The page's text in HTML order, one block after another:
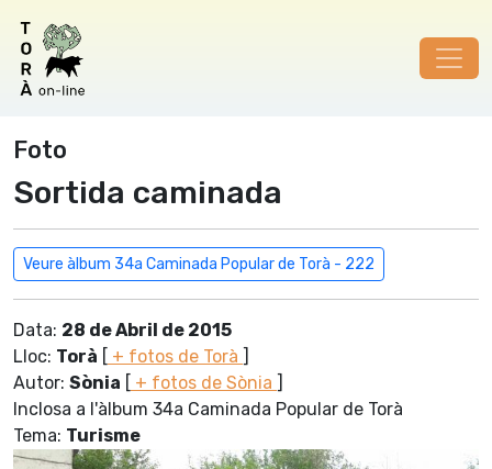
Foto
Sortida caminada
Veure àlbum 34a Caminada Popular de Torà - 222
Data: 28 de Abril de 2015
Lloc: Torà [ + fotos de Torà ]
Autor: Sònia [ + fotos de Sònia ]
Inclosa a l'àlbum 34a Caminada Popular de Torà
Tema: Turisme